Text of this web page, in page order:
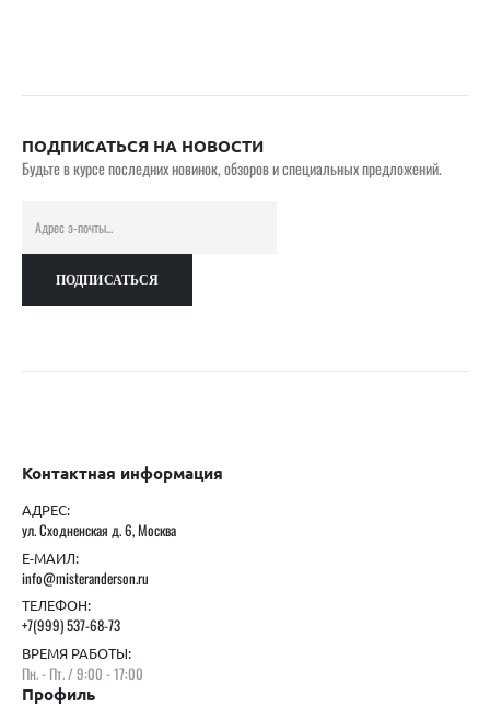
ПОДПИСАТЬСЯ НА НОВОСТИ
Будьте в курсе последних новинок, обзоров и специальных предложений.
Контактная информация
АДРЕС:
ул. Сходненская д. 6, Москва
Е-МАИЛ:
info@misteranderson.ru
ТЕЛЕФОН:
+7(999) 537-68-73
ВРЕМЯ РАБОТЫ:
Пн. - Пт. / 9:00 - 17:00
Профиль